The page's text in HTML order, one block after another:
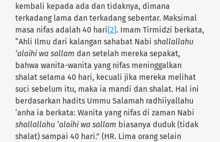
kembali kepada ada dan tidaknya, dimana
terkadang lama dan terkadang sebentar. Maksimal
masa nifas adalah 40 hari[2]. Imam Tirmidzi berkata,
“Ahli Ilmu dari kalangan sahabat Nabishallallahu
‘alaihi wa sallam dan setelah mereka sepakat,
bahwa wanita-wanita yang nifas meninggalkan
shalat selama 40 hari, kecuali jika mereka melihat
suci sebelum itu, maka ia mandi dan shalat. Hal ini
berdasarkan hadits Ummu Salamah radhiiyallahu
‘anha ia berkata: Wanita yang nifas di zaman Nabi
shallallahu ‘alaihi wa sallam biasanya duduk (tidak
shalat) sampai 40 hari.” (HR. Lima orang selain